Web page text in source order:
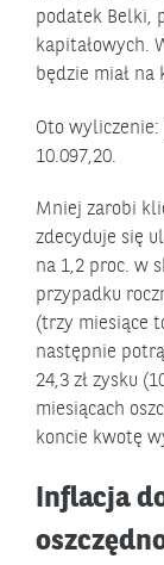
podatek Belki,
kapitałowych.
będzie miał na
Oto wyliczenie:
10.097,20.
Mniej zarobi
zdecyduje się
na 1,2 proc. w
przypadku
(trzy miesiące
następnie
24,3 zł zysku
miesiącach
koncie kwotę
Inflacja